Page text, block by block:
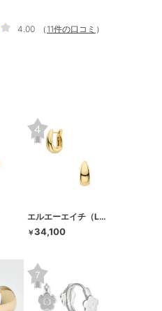
4.00
（ 11件の口コミ ）
エルエーエイチ（LAH）
￥34,100